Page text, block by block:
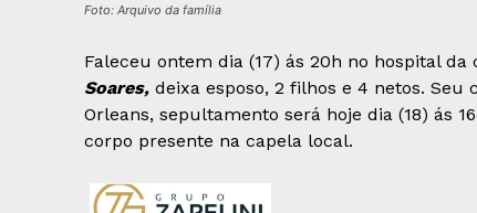
Foto: Arquivo da família
Faleceu ontem dia (17) ás 20h no hospital
Soares, deixa esposo, 2 filhos e 4 netos.
Orleans, sepultamento será hoje dia (18) ás
corpo presente na capela local.